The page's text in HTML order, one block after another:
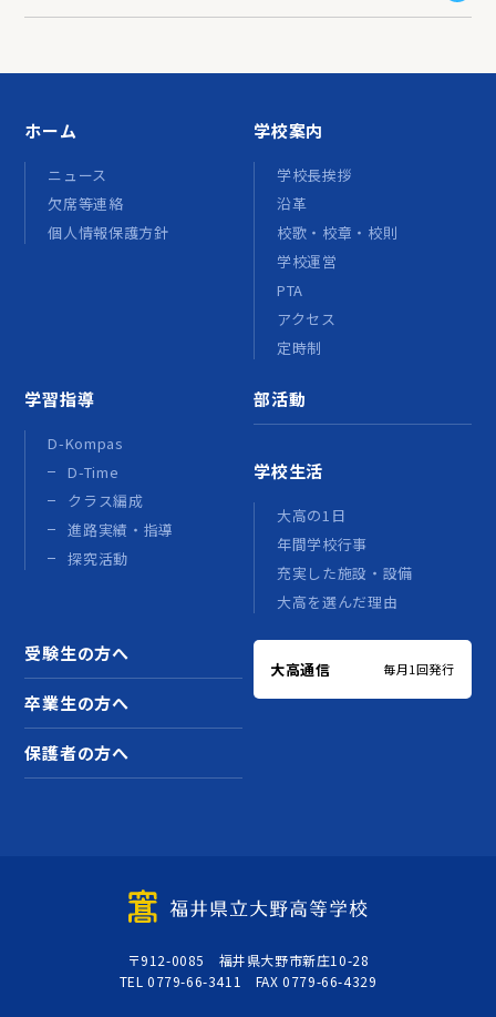
ホーム
ニュース
欠席等連絡
個人情報保護方針
学校案内
学校長挨拶
沿革
校歌・校章・校則
学校運営
PTA
アクセス
定時制
学習指導
D-Kompas
D-Time
クラス編成
進路実績・指導
探究活動
部活動
学校生活
大高の1日
年間学校行事
充実した施設・設備
大高を選んだ理由
受験生の方へ
卒業生の方へ
保護者の方へ
大高通信 毎月1回発行
〒912-0085 福井県大野市新庄10-28
TEL 0779-66-3411 FAX 0779-66-4329